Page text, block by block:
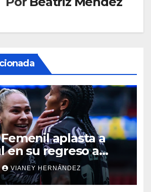
aplasta a
en su regreso a
VIANEY HERNÁNDEZ